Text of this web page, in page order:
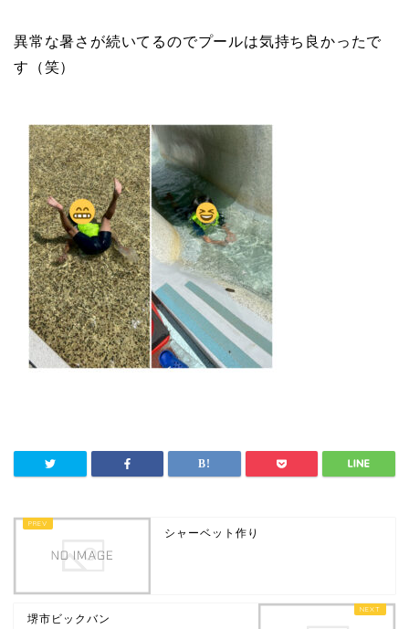
異常な暑さが続いてるのでプールは気持ち良かったで
す（笑）
シャーベット作り
堺市ビックバン